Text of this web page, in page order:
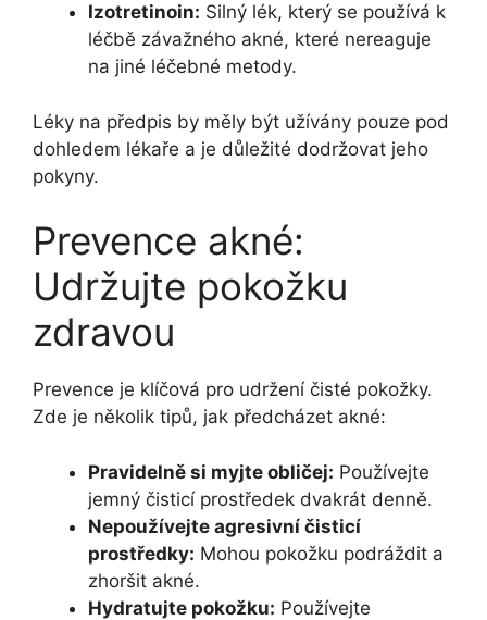
Izotretinoin: Silný lék, který se používá k
léčbě závažného akné, které nereaguje
na jiné léčebné metody.
Léky na předpis by měly být užívány pouze pod
dohledem lékaře a je důležité dodržovat jeho
pokyny.
Prevence akné:
Udržujte pokožku
zdravou
Prevence je klíčová pro udržení čisté pokožky.
Zde je několik tipů, jak předcházet akné:
Pravidelně si myjte obličej: Používejte
jemný čisticí prostředek dvakrát denně.
Nepoužívejte agresivní čisticí
prostředky: Mohou pokožku podráždit a
zhoršit akné.
Hydratujte pokožku: Používejte